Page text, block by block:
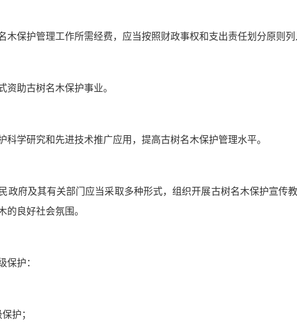
木保护管理工作所需经费，应当按照财政事权和支出责任划分原则列
资助古树名木保护事业。
科学研究和先进技术推广应用，提高古树名木保护管理水平。
政府及其有关部门应当采取多种形式，组织开展古树名木保护宣传
的良好社会氛围。
保护：
护；